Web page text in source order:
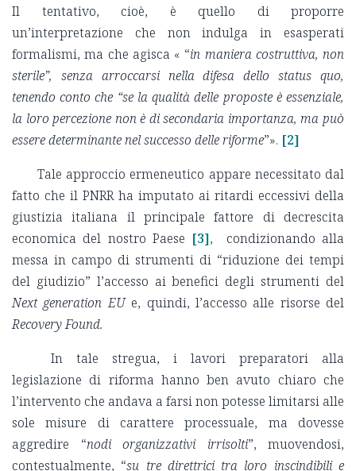
Il tentativo, cioè, è quello di proporre
un’interpretazione che non indulga in esasperati
formalismi, ma che agisca « “in maniera costruttiva, non
sterile”, senza arroccarsi nella difesa dello status quo,
tenendo conto che “se la qualità delle proposte è essenziale,
la loro percezione non è di secondaria importanza, ma può
essere determinante nel successo delle riforme”». [2]
Tale approccio ermeneutico appare necessitato dal
fatto che il PNRR ha imputato ai ritardi eccessivi della
giustizia italiana il principale fattore di decrescita
economica del nostro Paese [3], condizionando alla
messa in campo di strumenti di “riduzione dei tempi
del giudizio” l’accesso ai benefici degli strumenti del
Next generation EUe, quindi, l’accesso alle risorse del
RecoveryFound.
In tale stregua, i lavori preparatori alla
legislazione di riforma hanno ben avuto chiaro che
l’intervento che andava a farsi non potesse limitarsi alle
sole misure di carattere processuale, ma dovesse
aggredire “nodi organizzativi irrisolti”, muovendosi,
contestualmente, “su tre direttrici tra loro inscindibili e